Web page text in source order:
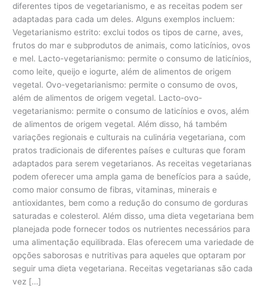
diferentes tipos de vegetarianismo, e as receitas podem ser
adaptadas para cada um deles. Alguns exemplos incluem:
Vegetarianismo estrito: exclui todos os tipos de carne, aves,
frutos do mar e subprodutos de animais, como laticínios, ovos
e mel. Lacto-vegetarianismo: permite o consumo de laticínios,
como leite, queijo e iogurte, além de alimentos de origem
vegetal. Ovo-vegetarianismo: permite o consumo de ovos,
além de alimentos de origem vegetal. Lacto-ovo-
vegetarianismo: permite o consumo de laticínios e ovos, além
de alimentos de origem vegetal. Além disso, há também
variações regionais e culturais na culinária vegetariana, com
pratos tradicionais de diferentes países e culturas que foram
adaptados para serem vegetarianos. As receitas vegetarianas
podem oferecer uma ampla gama de benefícios para a saúde,
como maior consumo de fibras, vitaminas, minerais e
antioxidantes, bem como a redução do consumo de gorduras
saturadas e colesterol. Além disso, uma dieta vegetariana bem
planejada pode fornecer todos os nutrientes necessários para
uma alimentação equilibrada. Elas oferecem uma variedade de
opções saborosas e nutritivas para aqueles que optaram por
seguir uma dieta vegetariana. Receitas vegetarianas são cada
vez […]